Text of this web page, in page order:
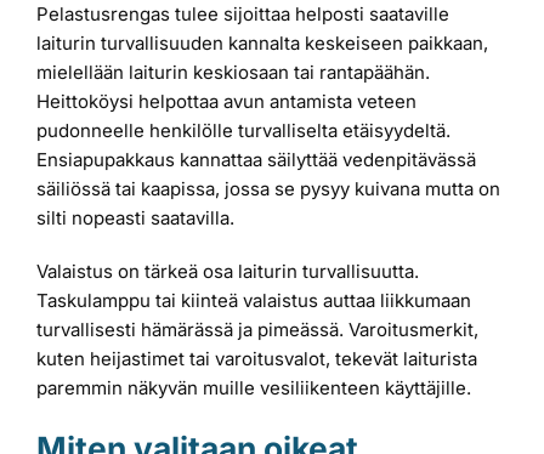
Pelastusrengas tulee sijoittaa helposti saataville
laiturin turvallisuuden kannalta keskeiseen paikkaan,
mielellään laiturin keskiosaan tai rantapäähän.
Heittoköysi helpottaa avun antamista veteen
pudonneelle henkilölle turvalliselta etäisyydeltä.
Ensiapupakkaus kannattaa säilyttää vedenpitävässä
säiliössä tai kaapissa, jossa se pysyy kuivana mutta on
silti nopeasti saatavilla.
Valaistus on tärkeä osa laiturin turvallisuutta.
Taskulamppu tai kiinteä valaistus auttaa liikkumaan
turvallisesti hämärässä ja pimeässä. Varoitusmerkit,
kuten heijastimet tai varoitusvalot, tekevät laiturista
paremmin näkyvän muille vesiliikenteen käyttäjille.